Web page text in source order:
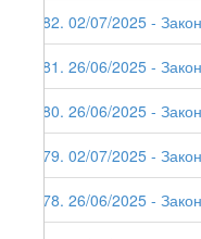
282. 02/07/2025 -
281. 26/06/2025 -
280. 26/06/2025 -
279. 02/07/2025 -
278. 26/06/2025 -